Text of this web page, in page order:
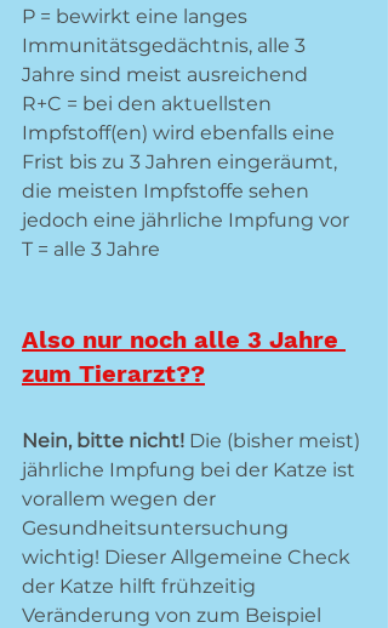
P = bewirkt eine langes
Immunitätsgedächtnis, alle 3
Jahre sind meist ausreichend
R+C = bei den aktuellsten
Impfstoff(en) wird ebenfalls eine
Frist bis zu 3 Jahren eingeräumt,
die meisten Impfstoffe sehen
jedoch eine jährliche Impfung vor
T = alle 3 Jahre
Also nur noch alle 3 Jahre
zum Tierarzt??
Nein, bitte nicht! Die (bisher meist)
jährliche Impfung bei der Katze ist
vorallem wegen der
Gesundheitsuntersuchung
wichtig! Dieser Allgemeine Check
der Katze hilft frühzeitig
Veränderung von zum Beispiel